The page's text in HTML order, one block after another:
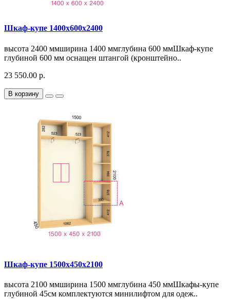
Шкаф-купе 1400х600х2400
высота 2400 ммширина 1400 ммглубина 600 ммШкаф-купе
глубиной 600 мм оснащен штангой (кронштейно..
23 550.00 р.
В корзину
Шкаф-купе 1500х450х2100
высота 2100 ммширина 1500 ммглубина 450 ммШкафы-купе
глубиной 45см комплектуются минилифтом для одеж..